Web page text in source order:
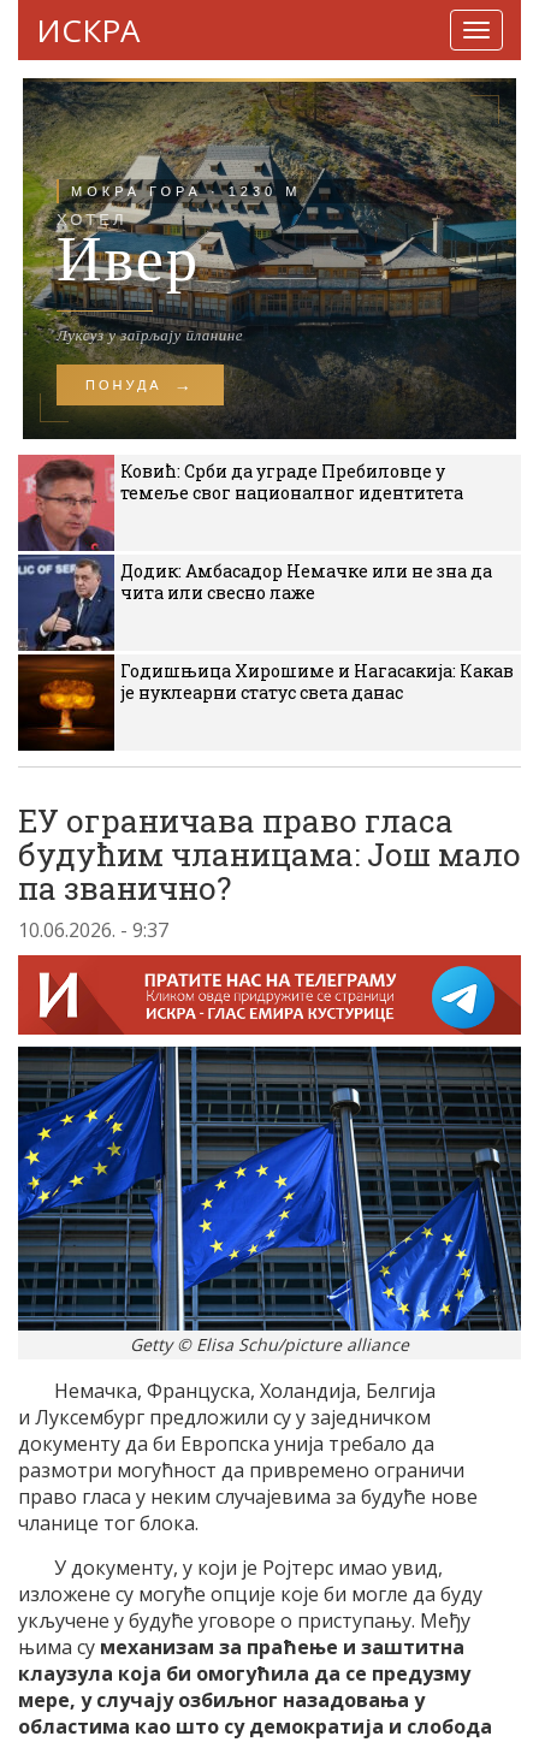
ИСКРА
Ковић: Срби да уграде Пребиловце у
темеље свог националног идентитета
Додик: Амбасадор Немачке или не зна да
чита или свесно лаже
Годишњица Хирошиме и Нагасакија: Какав
је нуклеарни статус света данас
ЕУ ограничава право гласа
будућим чланицама: Још мало
па званично?
10.06.2026. - 9:37
Getty © Elisa Schu/picture alliance
Немачка, Француска, Холандија, Белгија
и Луксембург предложили су у заједничком
документу да би Европска унија требало да
размотри могућност да привремено ограничи
право гласа у неким случајевима за будуће нове
чланице тог блока.
У документу, у који је Ројтерс имао увид,
изложене су могуће опције које би могле да буду
укључене у будуће уговоре о приступању. Међу
њима су механизам за праћење и заштитна
клаузула која би омогућила да се предузму
мере, у случају озбиљног назадовања у
областима као што су демократија и слобода